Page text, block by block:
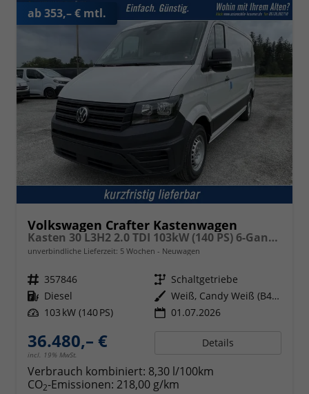
ab 353,– € mtl.
Volkswagen Crafter Kastenwagen
Kasten 30 L3H2 2.0 TDI 103kW (140 PS) 6-Gang-Schaltgetriebe
unverbindliche Lieferzeit: 5 Wochen Neuwagen
Fahrzeugnr. 357846 Getriebe Schaltgetriebe
Kraftstoff Diesel Außenfarbe
Weiß, Candy Weiß (B4B4)
Leistung 103 kW (140 PS) 01.07.2026
36.480,– €
incl. 19% MwSt.
Details
Verbrauch kombiniert: 8,30 l/100km
CO2-Emissionen: 218,00 g/km